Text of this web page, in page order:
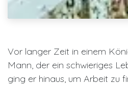
Vor langer Zeit in einem
Mann, der ein schwieriges
ging er hinaus, um Arbeit zu